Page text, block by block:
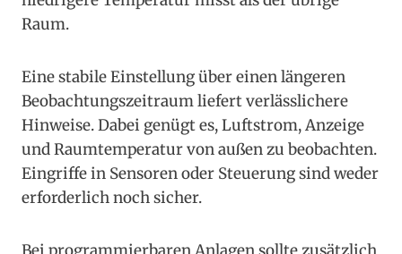
Raum.
Eine stabile Einstellung über einen längeren
Beobachtungszeitraum liefert verlässlichere
Hinweise. Dabei genügt es, Luftstrom, Anzeige
und Raumtemperatur von außen zu beobachten.
Eingriffe in Sensoren oder Steuerung sind weder
erforderlich noch sicher.